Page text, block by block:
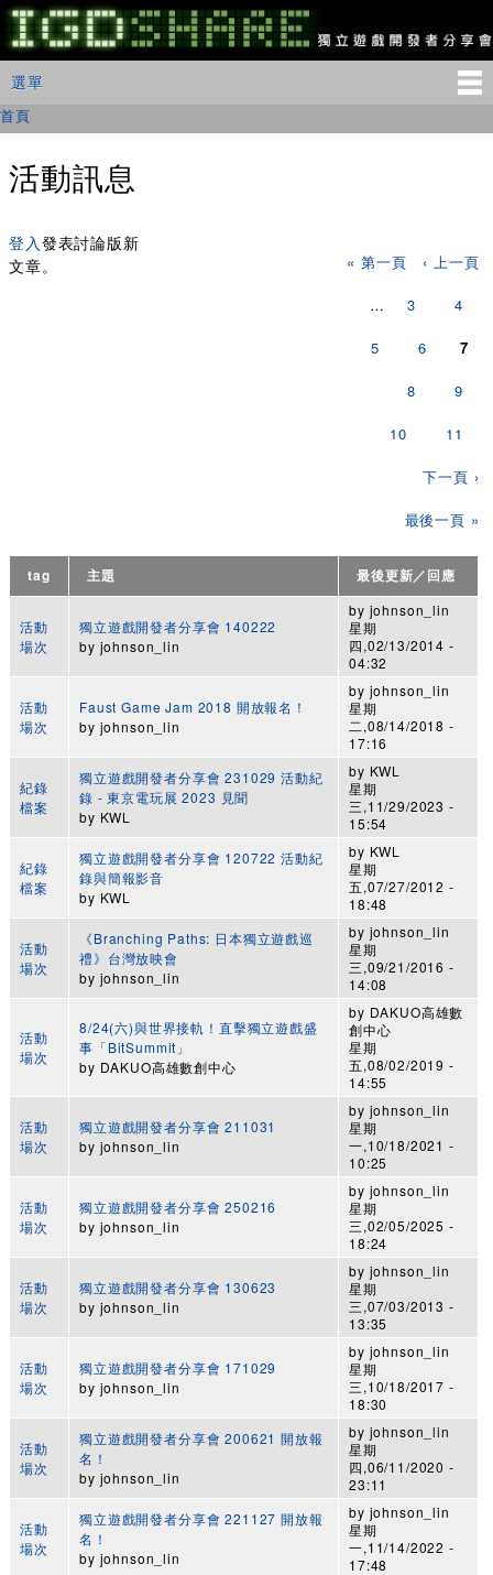
移
至
主
IGDSHARE
獨
遊
開
發
享
會
主選單
選單
您在這裡
首頁
活動訊息
登入 發表討論版新
文章。
« 第一頁 ‹ 上一頁
… 3 4
5 6 7
8 9
10 11
下一頁 ›
最後一頁 »
tag 主題 最後更新／回應
活動
場次
獨立遊戲開發者分享會 140222
by johnson_lin
by johnson_lin
星期
四,02/13/2014 -
04:32
活動
場次
Faust Game Jam 2018 開放報名！
by johnson_lin
by johnson_lin
星期
二,08/14/2018 -
17:16
紀錄
檔案
獨立遊戲開發者分享會 231029 活動紀
錄 - 東京電玩展 2023 見聞
by KWL
by KWL
星期
三,11/29/2023 -
15:54
紀錄
檔案
獨立遊戲開發者分享會 120722 活動紀
錄與簡報影音
by KWL
by KWL
星期
五,07/27/2012 -
18:48
活動
場次
《Branching Paths: 日本獨立遊戲巡
禮》台灣放映會
by johnson_lin
by johnson_lin
星期
三,09/21/2016 -
14:08
活動
場次
8/24(六)與世界接軌！直擊獨立遊戲盛
事「BitSummit」
by DAKUO高雄數創中心
by DAKUO高雄數
創中心
星期
五,08/02/2019 -
14:55
活動
場次
獨立遊戲開發者分享會 211031
by johnson_lin
by johnson_lin
星期
一,10/18/2021 -
10:25
活動
場次
獨立遊戲開發者分享會 250216
by johnson_lin
by johnson_lin
星期
三,02/05/2025 -
18:24
活動
場次
獨立遊戲開發者分享會 130623
by johnson_lin
by johnson_lin
星期
三,07/03/2013 -
13:35
活動
場次
獨立遊戲開發者分享會 171029
by johnson_lin
by johnson_lin
星期
三,10/18/2017 -
18:30
活動
場次
獨立遊戲開發者分享會 200621 開放報
名！
by johnson_lin
by johnson_lin
星期
四,06/11/2020 -
23:11
活動
場次
獨立遊戲開發者分享會 221127 開放報
名！
by johnson_lin
by johnson_lin
星期
一,11/14/2022 -
17:48